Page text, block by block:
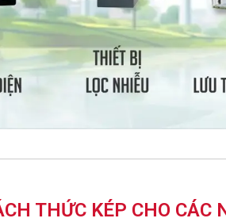
THỨC KÉP CHO CÁC